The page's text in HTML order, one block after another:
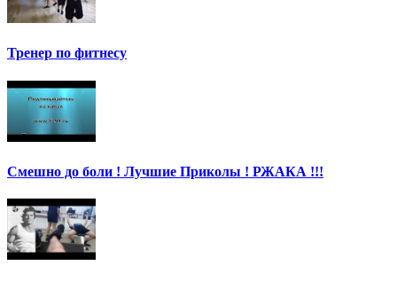
Тренер по фитнесу
Смешно до боли ! Лучшие Приколы ! РЖАКА !!!